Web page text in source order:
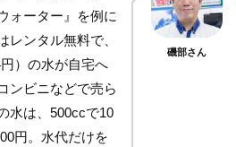
ォーター』を例に
レンタル無料で、
）の水が自宅へ
ンビニなどで売ら
水は、500ccで10
円。水代だけを
磯部さん